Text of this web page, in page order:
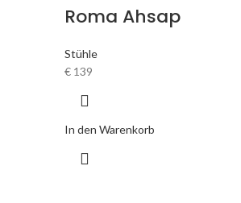
Roma Ahsap
Stühle
€ 139
In den Warenkorb